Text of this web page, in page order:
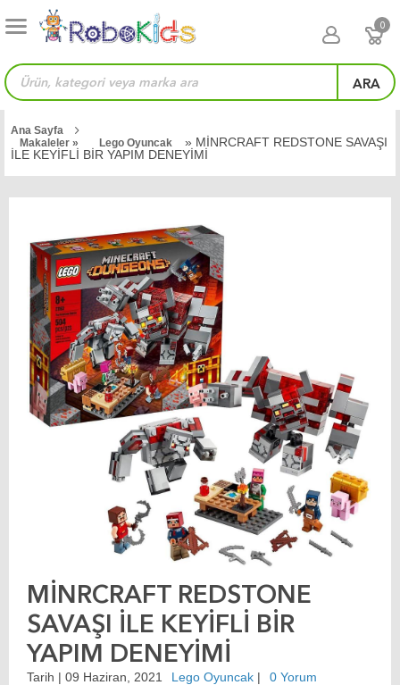
ARA
0
Ana Sayfa
Makaleler »
Lego Oyuncak
» MİNRCRAFT REDSTONE SAVAŞI
İLE KEYİFLİ BİR YAPIM DENEYİMİ
MİNRCRAFT REDSTONE
SAVAŞI İLE KEYİFLİ BİR
YAPIM DENEYİMİ
Tarih | 09 Haziran, 2021 Lego Oyuncak | 0 Yorum